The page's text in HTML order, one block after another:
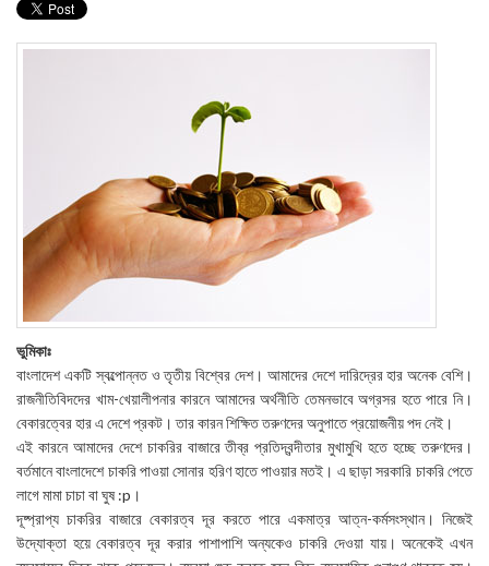
ভুমিকাঃ
বাংলাদেশ একটি স্বল্পোন্নত ও তৃতীয় বিশ্বের দেশ। আমাদের দেশে দারিদ্রের হার অনেক বেশি।
রাজনীতিবিদদের খাম-খেয়ালীপনার কারনে আমাদের অর্থনীতি তেমনভাবে অগ্রসর হতে পারে নি।
বেকারত্বের হার এ দেশে প্রকট। তার কারন শিক্ষিত তরুণদের অনুপাতে প্রয়োজনীয় পদ নেই।
এই কারনে আমাদের দেশে চাকরির বাজারে তীব্র প্রতিদ্বন্দীতার মুখামুখি হতে হচ্ছে তরুণদের।
বর্তমানে বাংলাদেশে চাকরি পাওয়া সোনার হরিণ হাতে পাওয়ার মতই। এ ছাড়া সরকারি চাকরি পেতে
লাগে মামা চাচা বা ঘুষ :p।
দূষ্প্রাপ্য চাকরির বাজারে বেকারত্ব দূর করতে পারে একমাত্র আত্ন-কর্মসংস্থান। নিজেই
উদ্যোক্তা হয়ে বেকারত্ব দূর করার পাশাপাশি অন্যকেও চাকরি দেওয়া যায়। অনেকেই এখন